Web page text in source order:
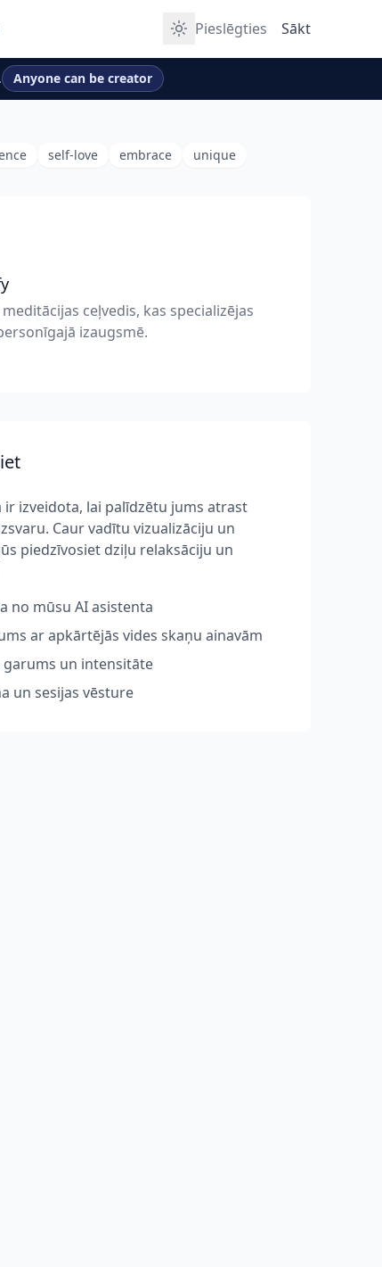
Pieslēgties Sākt
Anyone can be creator
self-love embrace unique
ceļvedis, kas specializējas
izaugsmē.
ir izveidota, lai palīdzētu jums atrast
Caur vadītu vizualizāciju un
piedzīvosiet dziļu relaksāciju un
no mūsu AI asistenta
ar apkārtējās vides skaņu ainavām
garums un intensitāte
un sesijas vēsture